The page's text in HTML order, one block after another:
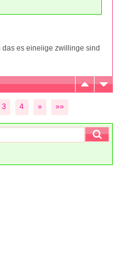
es eineiige zwillinge sind
3 4 » »»